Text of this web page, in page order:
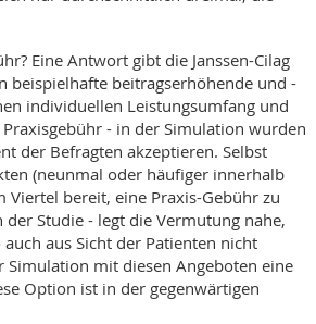
Eine Antwort gibt die Janssen-Cilag
beispielhafte beitragserhöhende und -
individuellen Leistungsumfang und
- in der Simulation wurden
der Befragten akzeptieren. Selbst
(neunmal oder häufiger innerhalb
bereit, eine Praxis-Gebühr zu
Studie - legt die Vermutung nahe,
aus Sicht der Patienten nicht
mit diesen Angeboten eine
Option ist in der gegenwärtigen